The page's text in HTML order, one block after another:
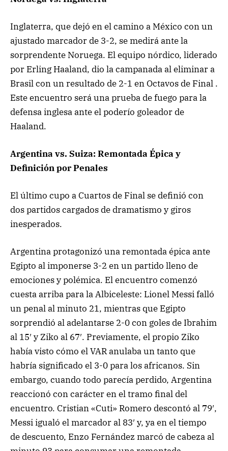
Inglaterra, que dejó en el camino a México con un
ajustado marcador de 3-2, se medirá ante la
sorprendente Noruega. El equipo nórdico, liderado
por Erling Haaland, dio la campanada al eliminar a
Brasil con un resultado de 2-1 en Octavos de Final .
Este encuentro será una prueba de fuego para la
defensa inglesa ante el poderío goleador de
Haaland.
Argentina vs. Suiza: Remontada Épica y
Definición por Penales
El último cupo a Cuartos de Final se definió con
dos partidos cargados de dramatismo y giros
inesperados.
Argentina protagonizó una remontada épica ante
Egipto al imponerse 3-2 en un partido lleno de
emociones y polémica. El encuentro comenzó
cuesta arriba para la Albiceleste: Lionel Messi falló
un penal al minuto 21, mientras que Egipto
sorprendió al adelantarse 2-0 con goles de Ibrahim
al 15′ y Ziko al 67′. Previamente, el propio Ziko
había visto cómo el VAR anulaba un tanto que
habría significado el 3-0 para los africanos. Sin
embargo, cuando todo parecía perdido, Argentina
reaccionó con carácter en el tramo final del
encuentro. Cristian «Cuti» Romero descontó al 79′,
Messi igualó el marcador al 83′ y, ya en el tiempo
de descuento, Enzo Fernández marcó de cabeza al